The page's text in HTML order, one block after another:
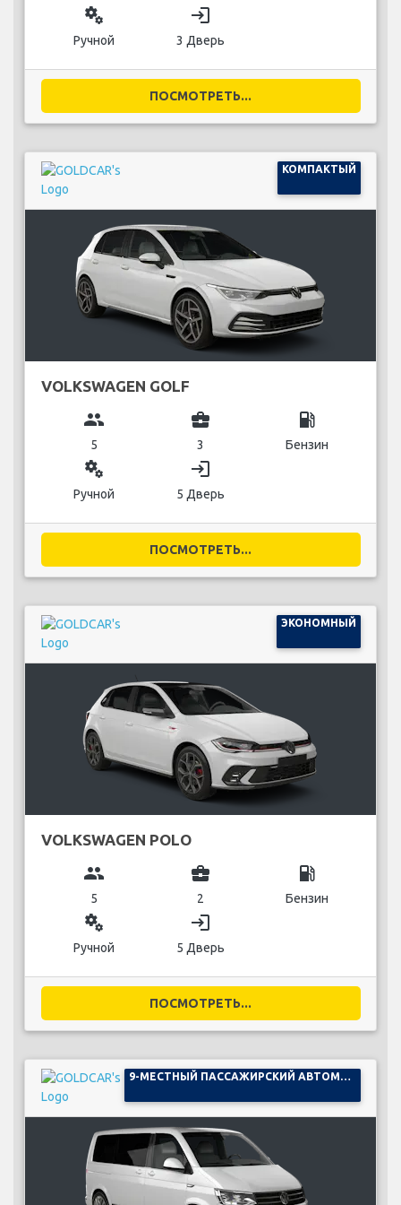
miscellaneous_services
Ручной
login
3 Дверь
ПОСМОТРЕТЬ...
КОМПАКТЫЙ
VOLKSWAGEN GOLF
group
5
business_center
3
local_gas_station
Бензин
miscellaneous_services
Ручной
login
5 Дверь
ПОСМОТРЕТЬ...
ЭКОНОМНЫЙ
VOLKSWAGEN POLO
group
5
business_center
2
local_gas_station
Бензин
miscellaneous_services
Ручной
login
5 Дверь
ПОСМОТРЕТЬ...
9-МЕСТНЫЙ ПАССАЖИРСКИЙ АВТОМОБИЛЬ